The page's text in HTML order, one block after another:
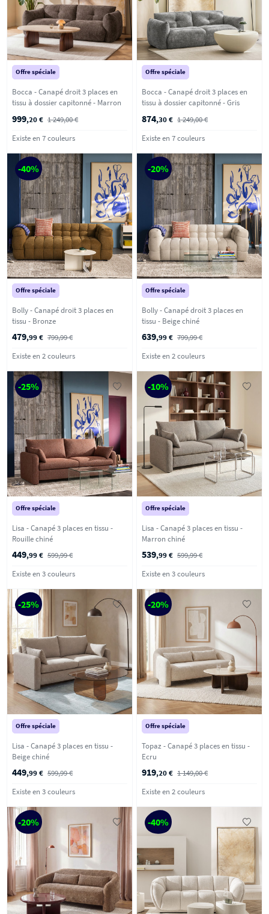
Offre spéciale
Bocca - Canapé droit 3 places en
tissu à dossier capitonné - Marron
999,20 € 1 249,00 €
Existe en 7 couleurs
Offre spéciale
Bocca - Canapé droit 3 places en
tissu à dossier capitonné - Gris
874,30 € 1 249,00 €
Existe en 7 couleurs
-40%
Offre spéciale
Bolly - Canapé droit 3 places en
tissu - Bronze
479,99 € 799,99 €
Existe en 2 couleurs
-20%
Offre spéciale
Bolly - Canapé droit 3 places en
tissu - Beige chiné
639,99 € 799,99 €
Existe en 2 couleurs
-25%
Offre spéciale
Lisa - Canapé 3 places en tissu -
Rouille chiné
449,99 € 599,99 €
Existe en 3 couleurs
-10%
Offre spéciale
Lisa - Canapé 3 places en tissu -
Marron chiné
539,99 € 599,99 €
Existe en 3 couleurs
-25%
Offre spéciale
Lisa - Canapé 3 places en tissu -
Beige chiné
449,99 € 599,99 €
Existe en 3 couleurs
-20%
Offre spéciale
Topaz - Canapé 3 places en tissu -
Ecru
919,20 € 1 149,00 €
Existe en 2 couleurs
-20% -40%